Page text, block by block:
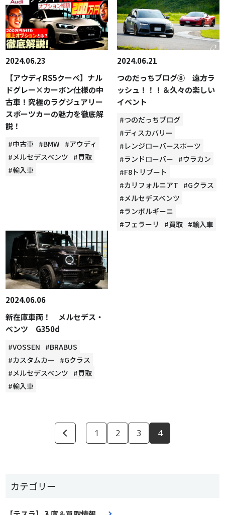
カテゴリー
2024.06.23
【アウディRS5クーペ】ナル
ドグレー×カーボン仕様の中
古車！究極のラグジュアリー
スポーツカーの魅力を徹底解
説！
#中古車 #BMW #アウディ
#メルセデスベンツ #買取
#輸入車
2024.06.21
つのだっちブログ⑧ 遠方ラ
ッシュ！！！＆久々の楽しい
イベント
#つのだっちブログ
#ディスカバリー
#レンジローバースポーツ
#ランドローバー #ウラカン
#F8トリブート
#カリフォルニアT #Gクラス
#メルセデスベンツ
#ランボルギーニ
#フェラーリ
#買取 #輸入車
2024.06.06
新在庫車両！ メルセデス・
ベンツ G350d
#VOSSEN #BRABUS
#カスタムカー #Gクラス
#メルセデスベンツ #買取
#輸入車
1 2 3 4